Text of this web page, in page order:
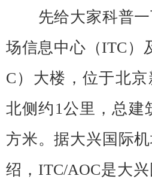
先给大家科普一
场信息中心（ITC）
C）大楼，位于北
北侧约1公里，总建
方米。据大兴国际
绍，ITC/AOC是大